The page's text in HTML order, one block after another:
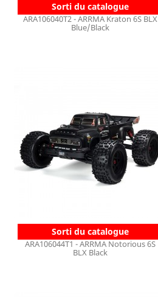
Sorti du catalogue
ARA106040T2 - ARRMA Kraton 6S BLX
Blue/Black
Sorti du catalogue
ARA106044T1 - ARRMA Notorious 6S
BLX Black